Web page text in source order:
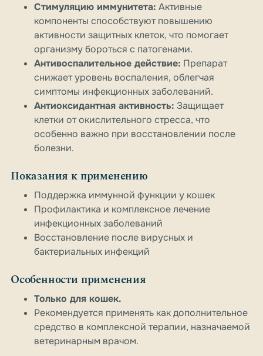
Стимуляцию иммунитета: Активные
компоненты способствуют повышению
активности защитных клеток, что помогает
организму бороться с патогенами.
Антивоспалительное действие: Препарат
снижает уровень воспаления, облегчая
симптомы инфекционных заболеваний.
Антиоксидантная активность: Защищает
клетки от окислительного стресса, что
особенно важно при восстановлении после
болезни.
Показания к применению
Поддержка иммунной функции у кошек
Профилактика и комплексное лечение
инфекционных заболеваний
Восстановление после вирусных и
бактериальных инфекций
Особенности применения
Только для кошек.
Рекомендуется применять как дополнительное
средство в комплексной терапии, назначаемой
ветеринарным врачом.